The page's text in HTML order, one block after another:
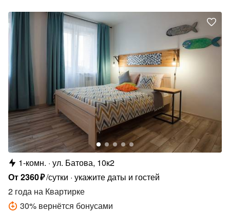
1-комн. ул. Батова, 10к2
От2360₽/сутки укажите даты и гостей
2 года на Квартирке
30% вернётся бонусами